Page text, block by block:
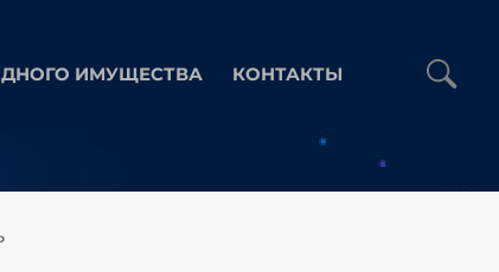
ИМУЩЕСТВА КОНТАКТЫ